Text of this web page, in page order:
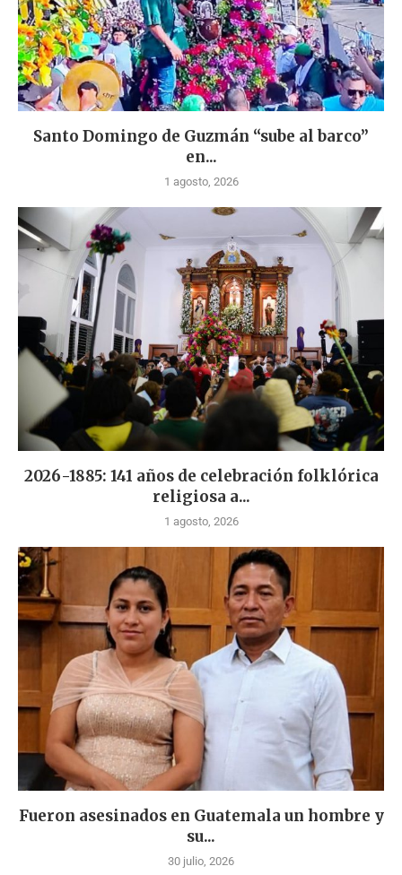
Santo Domingo de Guzmán “sube al barco”
en...
1 agosto, 2026
2026-1885: 141 años de celebración folklórica
religiosa a...
1 agosto, 2026
Fueron asesinados en Guatemala un hombre y
su...
30 julio, 2026